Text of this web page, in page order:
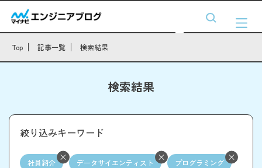
Top 記事一覧 検索結果
検索結果
絞り込みキーワード
社員紹介 データサイエンティスト プログラミング